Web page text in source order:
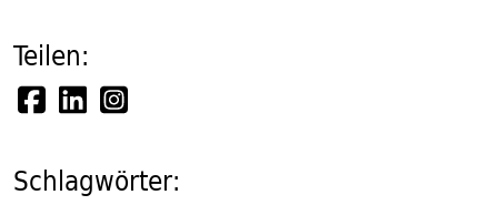
Teilen:
Schlagwörter: